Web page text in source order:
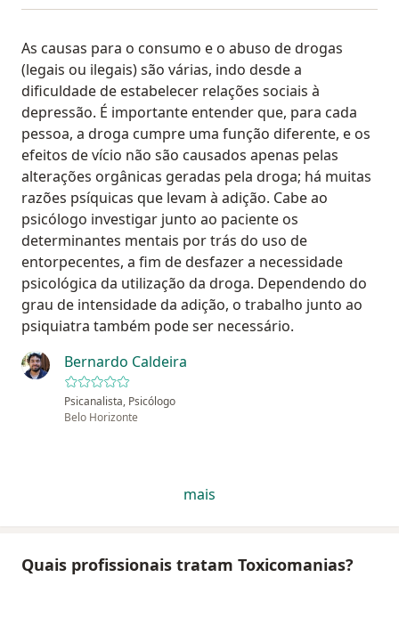
As causas para o consumo e o abuso de drogas
(legais ou ilegais) são várias, indo desde a
dificuldade de estabelecer relações sociais à
depressão. É importante entender que, para cada
pessoa, a droga cumpre uma função diferente, e os
efeitos de vício não são causados apenas pelas
alterações orgânicas geradas pela droga; há muitas
razões psíquicas que levam à adição. Cabe ao
psicólogo investigar junto ao paciente os
determinantes mentais por trás do uso de
entorpecentes, a fim de desfazer a necessidade
psicológica da utilização da droga. Dependendo do
grau de intensidade da adição, o trabalho junto ao
psiquiatra também pode ser necessário.
Bernardo Caldeira
Psicanalista, Psicólogo
Belo Horizonte
mais
Quais profissionais tratam Toxicomanias?